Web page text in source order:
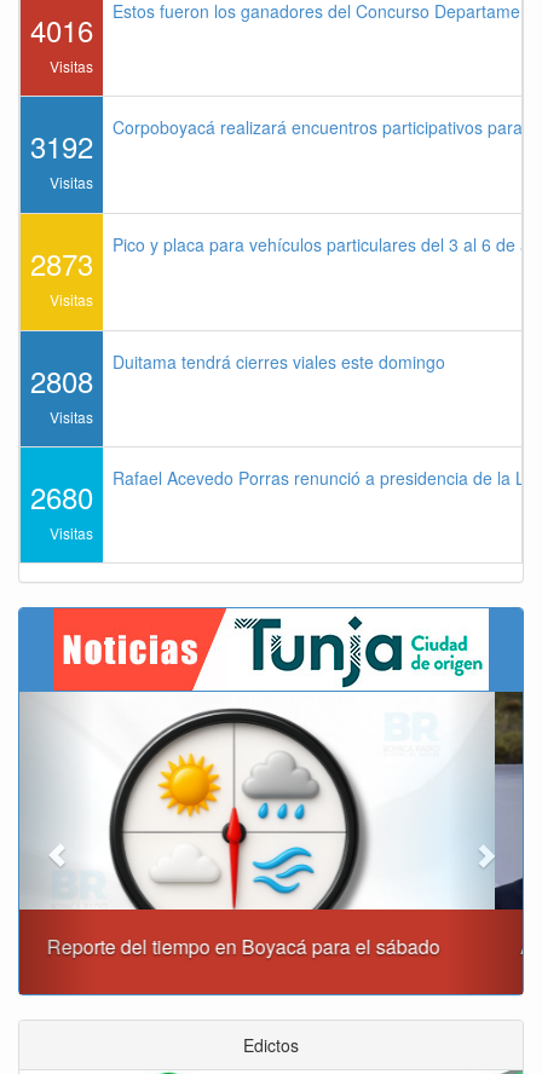
4016
Visitas
Estos fueron los ganadores del Concurso
3192
Visitas
Corpoboyacá realizará encuentros participativos para
2873
Visitas
Pico y placa para vehículos particulares del 3 al 6 de
2808
Visitas
Duitama tendrá cierres viales este domingo
2680
Visitas
Rafael Acevedo Porras renunció a presidencia de la
Alcaldía de Tunja y Gobernación de Boyacá firmaron
Next
Edictos